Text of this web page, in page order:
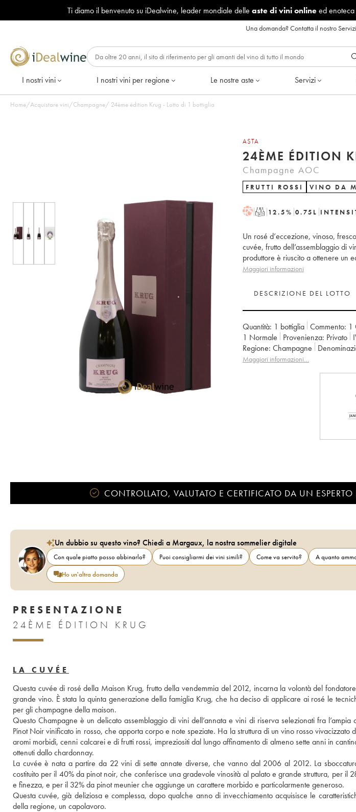
Ti diamo il benvenuto su iDealwine, leader mondiale delle aste di vini onlineed enoteca
Una domanda?Contatta il nostro
I nostri vini I nostri vini per regione Le nostre aste Servizi
Home/Acquistare vini/Champagne/ 24ème édition Krug - Lotto di 1 bottiglia
ASTA
24ÈME ÉDITION
Champagne AOC
FRUTTI ROSSI VINO DA
HT 12.5% 0.75 L
Un rosé d’eccezione, vinoso,
cuvée, frutto dell’assemblaggio di
produttore è riuscito a ottenere un
Maggiori informazioni
DESCRIZIONE DEL LOTTO
Quantità: 1 bottiglia Commento: 1
1 Normale Provenienza: privato
Regione:
Champagne
Maggiori informazioni…
CONTROLLATO, VALUTATO E CERTIFICATO DA UN
Un dubbio su questo vino? Chiedi a Margaux, la nostra sommelier digitale
Con quale piatto posso abbinarlo? Puoi consigliarmi dei vini simili? Come va servito?
A quanto
Ho un'altra domanda
PRESENTAZIONE
24ÈME ÉDITION KRUG
LA CUVÉE
Questa cuvée di rosé della Maison Krug, frutto della vendemmia del 2012, incarna la volontà del
grande vino. È stata la quinta generazione della famiglia Krug, che ha deciso di applicare ai rosé le
per gli champagne della maison.
Questo Champagne è un delicato assemblaggio di vini dell’annata e vini di riserva selezionati fra
Pinot Noir vinificato in rosso, che apporta corpo e note speziate. Ha la struttura di un vino rosso vivacizzato
aromi morbidi, cenni calcarei e di frutti rossi, impreziositi dal lungo affinamento di almeno sette anni in
ottenuti dallo chardonnay.
La cuvée è nata a partire da 22 vini di sette annate diverse, che vanno dal 2006 al 2012. La
costituito per il 40% da pinot noir, che conferisce una gradevole vinosità al palato e grande struttura, per il
e finezza, e per il 32% da pinot meunier che aggiunge un carattere morbido e particolarmente generoso.
Questa cuvée, già deliziosa e complessa, dopo qualche anno di invecchiamento acquisisce le
della regione, un capolavoro.